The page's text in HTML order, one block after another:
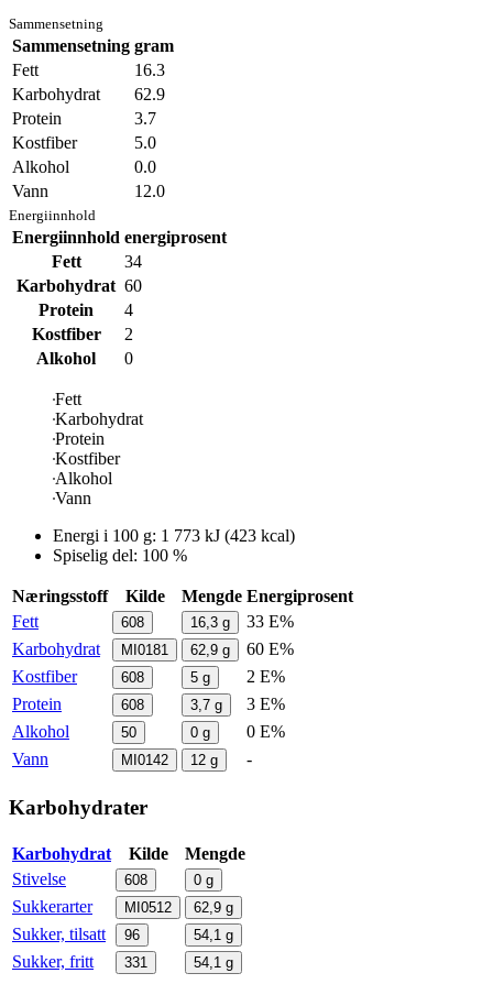
Sammensetning
Sammensetning gram
Fett
16.3
Karbohydrat
62.9
Protein
3.7
Kostfiber
5.0
Alkohol
0.0
Vann
12.0
Energiinnhold
Energiinnhold energiprosent
Fett
34
Karbohydrat 60
Protein
4
Kostfiber
2
Alkohol
0
Fett
Karbohydrat
Protein
Kostfiber
Alkohol
Vann
Energi i 100 g: 1 773 kJ (423 kcal)
Spiselig del: 100 %
Næringsstoff Kilde Mengde Energiprosent
Fett
608 16,3 g
33 E%
Karbohydrat
MI0181 62,9 g
60 E%
Kostfiber
608 5 g
2 E%
Protein
608 3,7 g
3 E%
Alkohol
50 0 g
0 E%
Vann
MI0142 12 g -
Karbohydrater
Karbohydrat Kilde
Mengde
Stivelse
608 0 g
Sukkerarter MI0512 62,9 g
Sukker, tilsatt 96 54,1 g
Sukker, fritt 331 54,1 g